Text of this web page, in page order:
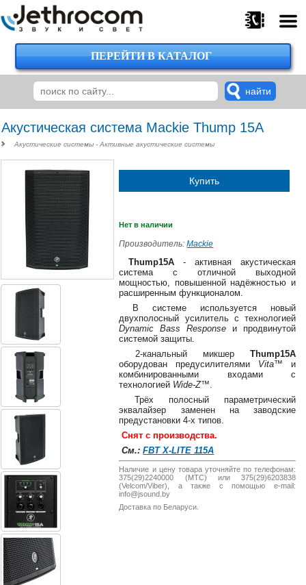
375
224-
00-
00
375
29
38-
38
8
25-
38-
jsound.by
ПЕРЕЙТИ В КАТАЛОГ
Акустическая система Mackie Thump 15A
Акустические системы - Активные акустические системы
Купить
Нет в наличии
Производитель:Mackie
Thump15A- активная акустическая
система с отличной выходной
мощностью, повышенной надёжностью и
расширенным функционалом.
В системе используется новый
двухполосный усилитель с технологией
Dynamic Bass Response и продвинутой
системой защиты.
2-канальный микшер Thump15A
оборудован предусилителями Vita™ и
комбинированными входами с
технологией Wide-Z™.
Трёх полосный параметрический
эквалайзер заменен на заводские
предустановки 4-х типов.
Снят с производства.
См.:FBT X-LITE 115A
Наличие и цену товара уточняйте по телефонам:
375(29)2240000 (МТС) или 375(29)6203838
(Velcom/Viber), а также с помощью e-mail:
info@jsound.by
Доставка по Беларуси.